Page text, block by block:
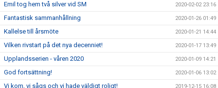
Emil tog hem två silver vid SM 2020-02-02 23:16
Fantastisk sammanhållning 2020-01-26 01:49
Kallelse till årsmöte 2020-01-21 14:44
Vilken rivstart på det nya decenniet! 2020-01-17 13:49
Upplandsserien - våren 2020 2020-01-09 14:21
God fortsättning! 2020-01-06 13:02
Vi kom, vi sågs och vi hade väldigt roligt! 2019-12-15 16:08